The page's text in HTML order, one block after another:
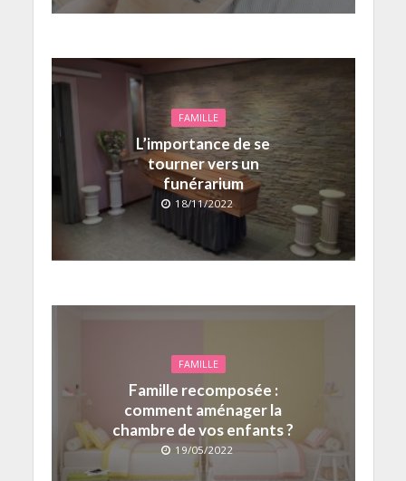
FAMILLE
L’importance de se
tourner vers un
funérarium
18/11/2022
FAMILLE
Famille recomposée :
comment aménager la
chambre de vos enfants ?
19/05/2022